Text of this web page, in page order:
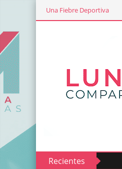
Una Fiebre Deportiva
Recientes